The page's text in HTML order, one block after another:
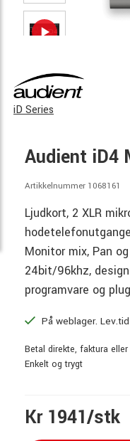
iD Series
Audient iD4
Artikkelnummer 1068161
Ljudkort, 2 XLR
Monitor mix, Pan
24bit/96khz,
programvare og
På weblager.
Betal direkte, faktura
Enkelt og trygt
Kr 1941/stk